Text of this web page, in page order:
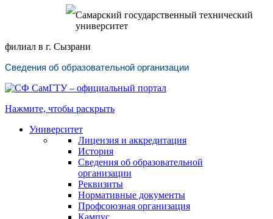
Самарский государственный технический
университет
филиал в г. Сызрани
Сведения об образовательной организации
Нажмите, чтобы раскрыть
Университет
Лицензия и аккредитация
История
Сведения об образовательной
организации
Реквизиты
Нормативные документы
Профсоюзная организация
Кампус